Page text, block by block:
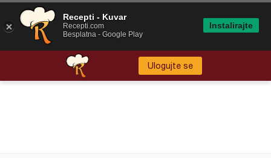
Ulogujte se
Recepti - Kuvar
Recepti.com
Besplatna - Google Play
Instalirajte